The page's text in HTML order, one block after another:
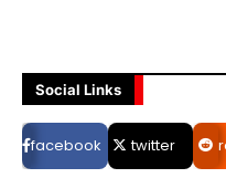
Social Links
facebook twitter